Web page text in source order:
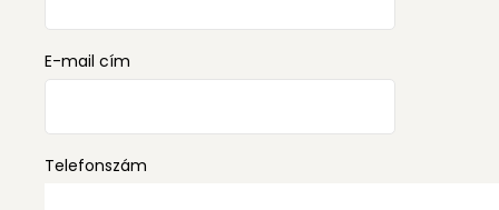
E-mail cím
Telefonszám